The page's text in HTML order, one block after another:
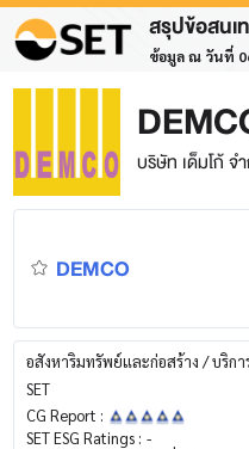
สรุปข้อสนเ
ข้อมูล ณ วันที่
บริษัท เด็มโก้ จ
DEMCO
อสังหาริมทรัพย์และก่อสร้าง / บริกา
SET
CG Report :
SET ESG Ratings : -